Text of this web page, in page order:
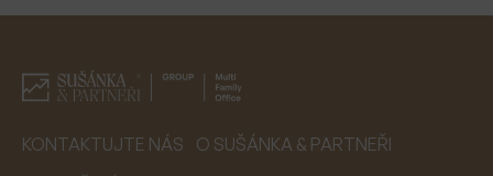
KONTAKTUJTE NÁS
O SUŠÁNKA & PARTNEŘI